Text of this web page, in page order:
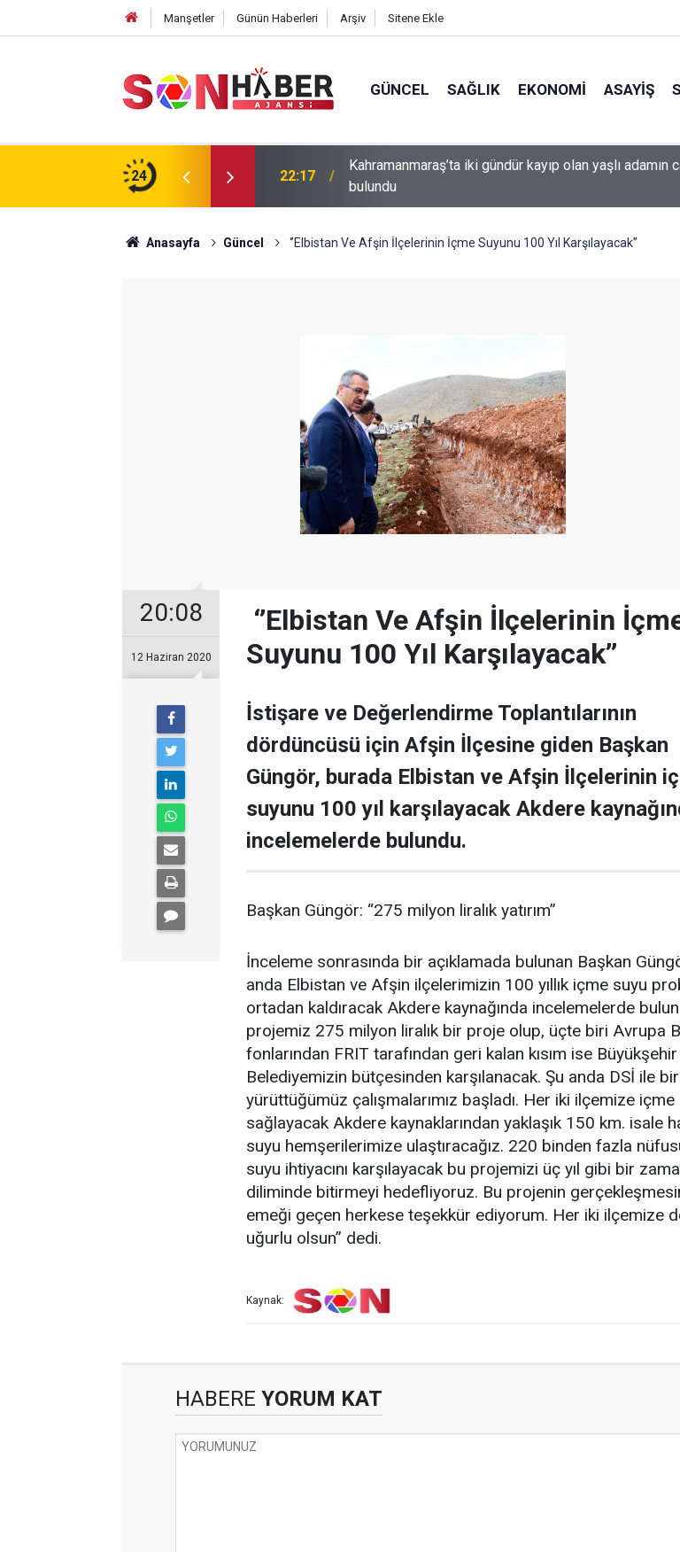
Manşetler Günün Haberleri Arşiv Sitene Ekle
GÜNCEL SAĞLIK EKONOMI ASAYIŞ
24
olan yaşlı adamın cansız bedeni barajda
20:43 Andırın’da Bir Grup Yolu Daha İyileştirildi
Anasayfa Güncel ‘’Elbistan Ve Afşin İlçelerinin İçme Suyunu 100 Yıl Karşılayacak’’
20:08
12 Haziran 2020
‘’Elbistan Ve Afşin İlçelerinin
Suyunu 100 Yıl Karşılayacak’’
İstişare ve Değerlendirme Toplantılarının
dördüncüsü için Afşin İlçesine giden Başkan
Güngör, burada Elbistan ve Afşin İlçelerinin
suyunu 100 yıl karşılayacak Akdere
incelemelerde bulundu.
Başkan Güngör: “275 milyon liralık yatırım”
İnceleme sonrasında bir açıklamada bulunan Başkan
anda Elbistan ve Afşin ilçelerimizin 100 yıllık içme suyu
ortadan kaldıracak Akdere kaynağında incelemelerde
projemiz 275 milyon liralık bir proje olup, üçte biri Avrupa
fonlarından FRIT tarafından geri kalan kısım ise Büyükşehir
Belediyemizin bütçesinden karşılanacak. Şu anda DSİ ile
yürüttüğümüz çalışmalarımız başladı. Her iki ilçemize içme
sağlayacak Akdere kaynaklarından yaklaşık 150 km. isale
suyu hemşerilerimize ulaştıracağız. 220 binden fazla
suyu ihtiyacını karşılayacak bu projemizi üç yıl gibi bir
diliminde bitirmeyi hedefliyoruz. Bu projenin
emeği geçen herkese teşekkür ediyorum. Her iki ilçemize
uğurlu olsun” dedi.
Kaynak:
HABERE YORUM KAT